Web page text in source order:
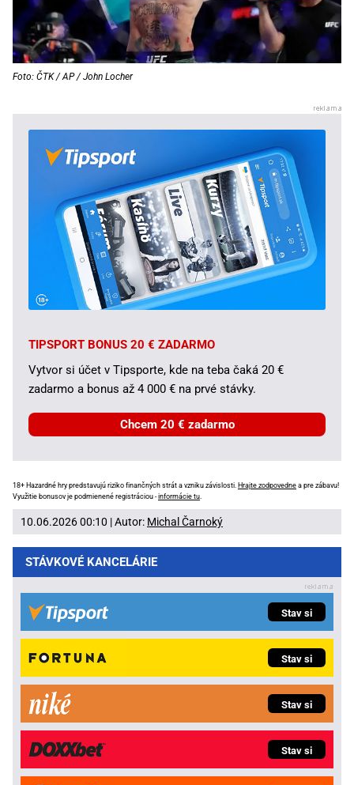
Foto: ČTK / AP / John Locher
TIPSPORT BONUS 20 € ZADARMO
Vytvor si účet v Tipsporte, kde na teba čaká 20 €
zadarmo a bonus až 4 000 € na prvé stávky.
Chcem 20 € zadarmo
18+ Hazardné hry predstavujú riziko finančných strát a vzniku závislosti. Hrajte zodpovedne a pre zábavu!
Využitie bonusov je podmienené registráciou -informácie tu
10.06.2026 00:10 | Autor: Michal Čarnoký
STÁVKOVÉ KANCELÁRIE
Stav si
Stav si
Stav si
Stav si